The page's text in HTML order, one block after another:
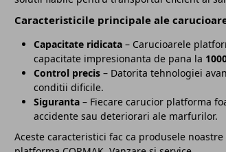
Caracteristicile principale ale
Capacitate ridicata– Carucioarele
capacitate impresionanta de pana la
Control precis– Datorita tehnologiei
conditii dificile.
Siguranta– Fiecare carucior platforma
accidente sau deteriorari ale marfurilor.
Aceste caracteristici fac ca produsele